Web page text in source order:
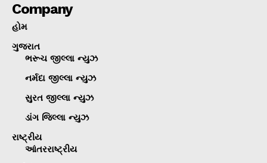
Company
હોમ
ગુજરાત
ભરૂચ જીલ્લા ન્યુઝ
નર્મદા જીલ્લા ન્યુઝ
સુરત જીલ્લા ન્યુઝ
ડાંગ જિલ્લા ન્યુઝ
રાષ્ટ્રીય
આંતરરાષ્ટ્રીય